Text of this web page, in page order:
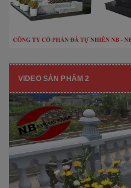
VIDEO SẢN PHẨM 2